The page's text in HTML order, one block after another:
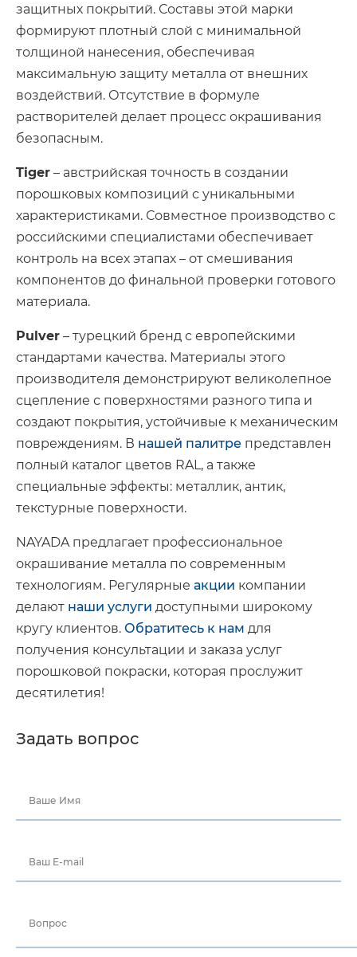
защитных покрытий. Составы этой марки
формируют плотный слой с минимальной
толщиной нанесения, обеспечивая
максимальную защиту металла от внешних
воздействий. Отсутствие в формуле
растворителей делает процесс окрашивания
безопасным.
Tiger – австрийская точность в создании
порошковых композиций с уникальными
характеристиками. Совместное производство с
российскими специалистами обеспечивает
контроль на всех этапах – от смешивания
компонентов до финальной проверки готового
материала.
Pulver – турецкий бренд с европейскими
стандартами качества. Материалы этого
производителя демонстрируют великолепное
сцепление с поверхностями разного типа и
создают покрытия, устойчивые к механическим
повреждениям. В нашей палитре представлен
полный каталог цветов RAL, а также
специальные эффекты: металлик, антик,
текстурные поверхности.
NAYADA предлагает профессиональное
окрашивание металла по современным
технологиям. Регулярные акции компании
делают наши услуги доступными широкому
кругу клиентов. Обратитесь к нам для
получения консультации и заказа услуг
порошковой покраски, которая прослужит
десятилетия!
Задать вопрос
Ваше Имя
Ваш E-mail
Вопрос